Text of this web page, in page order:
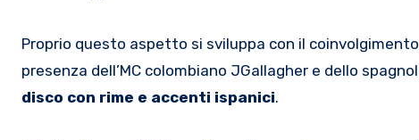
Proprio questo aspetto si sviluppa con il
presenza dell’MC colombiano JGallagher e dello
disco con rime e accenti ispanici.